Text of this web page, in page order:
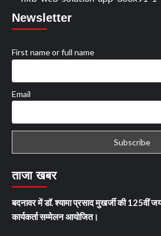
Newsletter
First name or full name
Email
ताजा खबर
बदनावर में डॉ. श्यामा प्रसाद मुखर्जी की 125वीं
कार्यकर्ता सम्मेलन आयोजित।